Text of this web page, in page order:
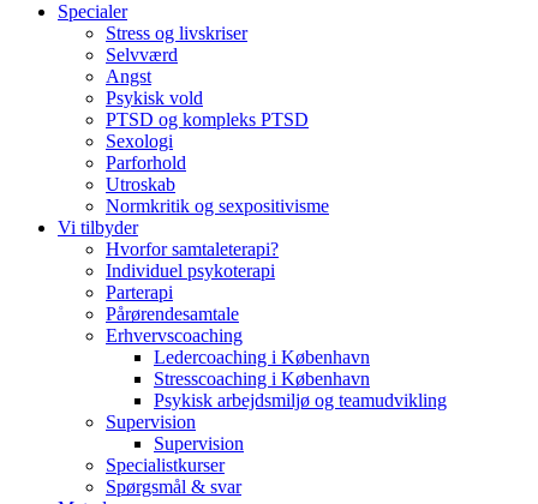
Specialer
Stress og livskriser
Selvværd
Angst
Psykisk vold
PTSD og kompleks PTSD
Sexologi
Parforhold
Utroskab
Normkritik og sexpositivisme
Vi tilbyder
Hvorfor samtaleterapi?
Individuel psykoterapi
Parterapi
Pårørendesamtale
Erhvervscoaching
Ledercoaching i København
Stresscoaching i København
Psykisk arbejdsmiljø og teamudvikling
Supervision
Supervision
Specialistkurser
Spørgsmål & svar